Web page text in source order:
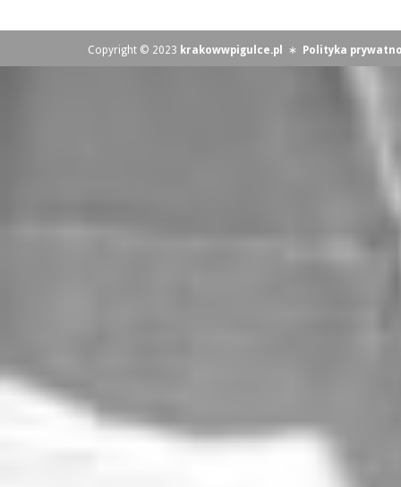
Copyright © 2023 krakowwpigulce.pl ∗ Polityka